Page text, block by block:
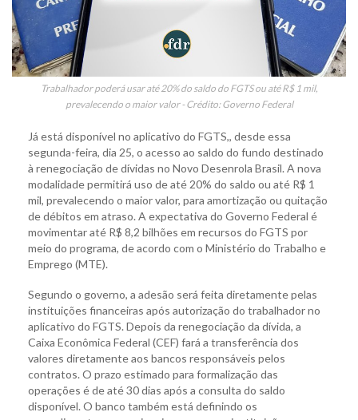
Trabalhador poderá usar até 20% do saldo do FGTS ou até R$ 1 mil,
prevalecendo o maior valor - Crédito: Governo Federal
Já está disponível no aplicativo do FGTS,, desde essa
segunda-feira, dia 25, o acesso ao saldo do fundo destinado
à renegociação de dívidas no Novo Desenrola Brasil. A nova
modalidade permitirá uso de até 20% do saldo ou até R$ 1
mil, prevalecendo o maior valor, para amortização ou quitação
de débitos em atraso. A expectativa do Governo Federal é
movimentar até R$ 8,2 bilhões em recursos do FGTS por
meio do programa, de acordo com o Ministério do Trabalho e
Emprego (MTE).
Segundo o governo, a adesão será feita diretamente pelas
instituições financeiras após autorização do trabalhador no
aplicativo do FGTS. Depois da renegociação da dívida, a
Caixa Econômica Federal (CEF) fará a transferência dos
valores diretamente aos bancos responsáveis pelos
contratos. O prazo estimado para formalização das
operações é de até 30 dias após a consulta do saldo
disponível. O banco também está definindo os